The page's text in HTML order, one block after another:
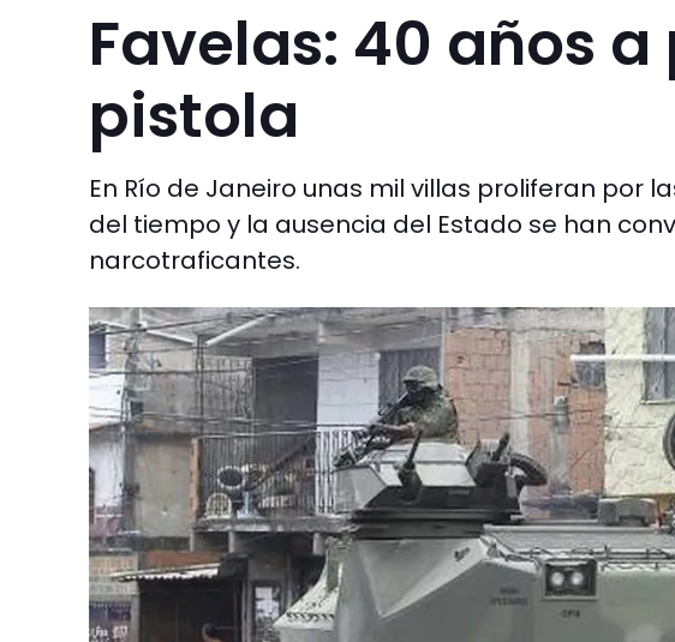
Favelas: 40 años
pistola
En Río de Janeiro unas mil villas proliferan por
del tiempo y la ausencia del Estado se han
narcotraficantes.